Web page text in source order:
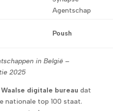
Agentschap
Poush
in België –
2025
digitale bureau dat
nationale top 100 staat.